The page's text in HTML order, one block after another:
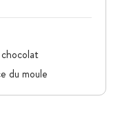
du moule